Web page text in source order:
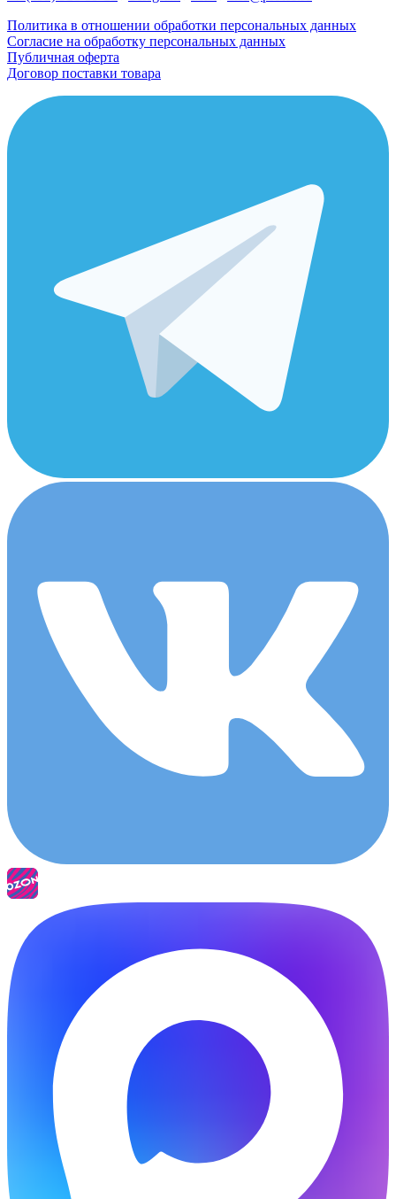
Политика в отношении обработки персональных данных
Согласие на обработку персональных данных
Публичная оферта
Договор поставки товара